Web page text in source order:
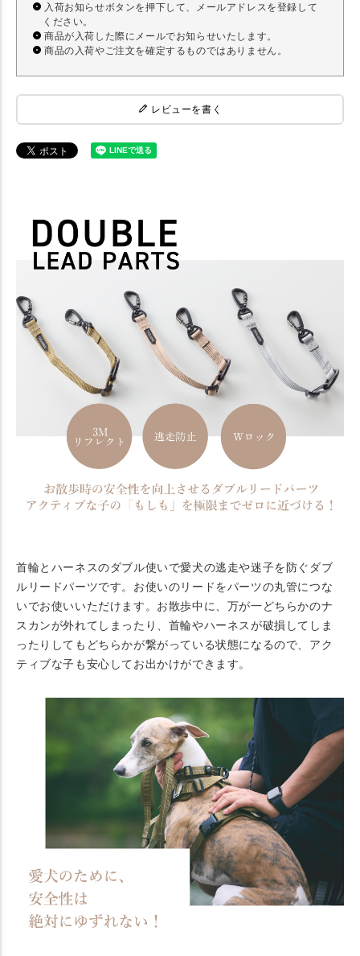
入荷お知らせボタンを押下して、メールアドレスを登録して
ください。
商品が入荷した際にメールでお知らせいたします。
商品の入荷やご注文を確定するものではありません。
レビューを書く
首輪とハーネスのダブル使いで愛犬の逃走や迷子を防ぐダブ
ルリードパーツです。お使いのリードをパーツの丸管につな
いでお使いいただけます。お散歩中に、万が一どちらかのナ
スカンが外れてしまったり、首輪やハーネスが破損してしま
ったりしてもどちらかが繋がっている状態になるので、アク
ティブな子も安心してお出かけができます。